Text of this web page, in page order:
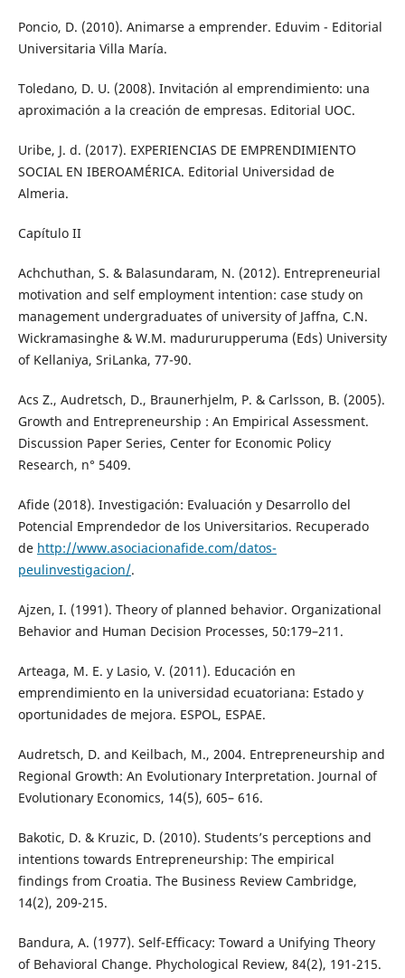
Poncio, D. (2010). Animarse a emprender. Eduvim - Editorial
Universitaria Villa María.
Toledano, D. U. (2008). Invitación al emprendimiento: una
aproximación a la creación de empresas. Editorial UOC.
Uribe, J. d. (2017). EXPERIENCIAS DE EMPRENDIMIENTO
SOCIAL EN IBEROAMÉRICA. Editorial Universidad de
Almeria.
Capítulo II
Achchuthan, S. & Balasundaram, N. (2012). Entrepreneurial
motivation and self employment intention: case study on
management undergraduates of university of Jaffna, C.N.
Wickramasinghe & W.M. madururupperuma (Eds) University
of Kellaniya, SriLanka, 77-90.
Acs Z., Audretsch, D., Braunerhjelm, P. & Carlsson, B. (2005).
Growth and Entrepreneurship : An Empirical Assessment.
Discussion Paper Series, Center for Economic Policy
Research, n° 5409.
Afide (2018). Investigación: Evaluación y Desarrollo del
Potencial Emprendedor de los Universitarios. Recuperado
de http://www.asociacionafide.com/datos-
peulinvestigacion/.
Ajzen, I. (1991). Theory of planned behavior. Organizational
Behavior and Human Decision Processes, 50:179–211.
Arteaga, M. E. y Lasio, V. (2011). Educación en
emprendimiento en la universidad ecuatoriana: Estado y
oportunidades de mejora. ESPOL, ESPAE.
Audretsch, D. and Keilbach, M., 2004. Entrepreneurship and
Regional Growth: An Evolutionary Interpretation. Journal of
Evolutionary Economics, 14(5), 605– 616.
Bakotic, D. & Kruzic, D. (2010). Students’s perceptions and
intentions towards Entrepreneurship: The empirical
findings from Croatia. The Business Review Cambridge,
14(2), 209-215.
Bandura, A. (1977). Self-Efficacy: Toward a Unifying Theory
of Behavioral Change. Phychological Review, 84(2), 191-215.